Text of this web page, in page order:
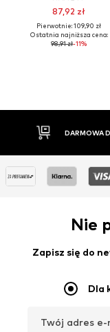
87,92 zł
Pierwotnie: 109,90 zł
Ostatnia najniższa cena:
98,91 zł-11%
& ZWROT
Nie
Zapisz się do
Dla
Twój adres e-